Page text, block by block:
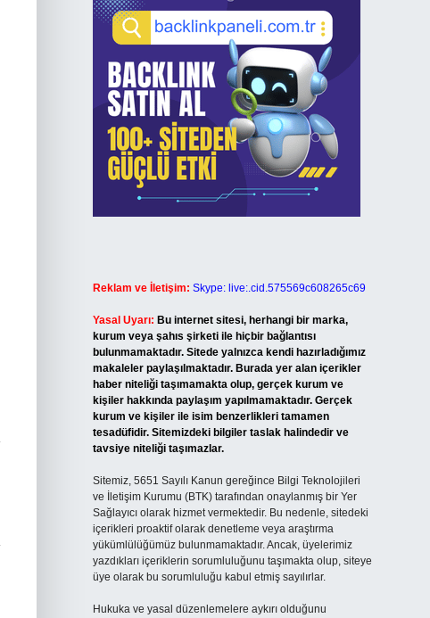
Reklam ve İletişim: Skype: live:.cid.575569c608265c69
Yasal Uyarı: Bu internet sitesi, herhangi bir marka,
kurum veya şahıs şirketi ile hiçbir bağlantısı
bulunmamaktadır. Sitede yalnızca kendi hazırladığımız
makaleler paylaşılmaktadır. Burada yer alan içerikler
haber niteliği taşımamakta olup, gerçek kurum ve
kişiler hakkında paylaşım yapılmamaktadır. Gerçek
kurum ve kişiler ile isim benzerlikleri tamamen
tesadüfidir. Sitemizdeki bilgiler taslak halindedir ve
tavsiye niteliği taşımazlar.
Sitemiz, 5651 Sayılı Kanun gereğince Bilgi Teknolojileri
ve İletişim Kurumu (BTK) tarafından onaylanmış bir Yer
Sağlayıcı olarak hizmet vermektedir. Bu nedenle, sitedeki
içerikleri proaktif olarak denetleme veya araştırma
yükümlülüğümüz bulunmamaktadır. Ancak, üyelerimiz
yazdıkları içeriklerin sorumluluğunu taşımakta olup, siteye
üye olarak bu sorumluluğu kabul etmiş sayılırlar.
Hukuka ve yasal düzenlemelere aykırı olduğunu